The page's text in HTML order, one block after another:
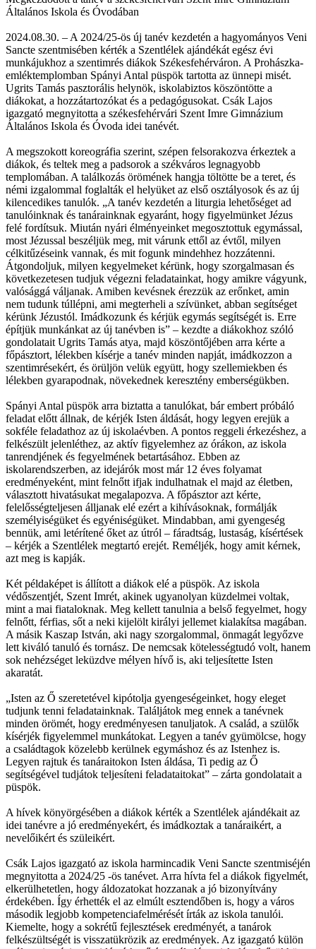
Általános Iskola és Óvodában
2024.08.30. – A 2024/25-ös új tanév kezdetén a hagyományos Veni
Sancte szentmisében kérték a Szentlélek ajándékát egész évi
munkájukhoz a szentimrés diákok Székesfehérváron. A Prohászka-
emléktemplomban Spányi Antal püspök tartotta az ünnepi misét.
Ugrits Tamás pasztorális helynök, iskolabiztos köszöntötte a
diákokat, a hozzátartozókat és a pedagógusokat. Csák Lajos
igazgató megnyitotta a székesfehérvári Szent Imre Gimnázium
Általános Iskola és Óvoda idei tanévét.
A megszokott koreográfia szerint, szépen felsorakozva érkeztek a
diákok, és teltek meg a padsorok a székváros legnagyobb
templomában. A találkozás örömének hangja töltötte be a teret, és
némi izgalommal foglalták el helyüket az első osztályosok és az új
kilencedikes tanulók. „A tanév kezdetén a liturgia lehetőséget ad
tanulóinknak és tanárainknak egyaránt, hogy figyelmünket Jézus
felé fordítsuk. Miután nyári élményeinket megosztottuk egymással,
most Jézussal beszéljük meg, mit várunk ettől az évtől, milyen
célkitűzéseink vannak, és mit fogunk mindehhez hozzátenni.
Átgondoljuk, milyen kegyelmeket kérünk, hogy szorgalmasan és
következetesen tudjuk végezni feladatainkat, hogy amikre vágyunk,
valósággá váljanak. Amiben kevésnek érezzük az erőnket, amin
nem tudunk túllépni, ami megterheli a szívünket, abban segítséget
kérünk Jézustól. Imádkozunk és kérjük egymás segítségét is. Erre
építjük munkánkat az új tanévben is” – kezdte a diákokhoz szóló
gondolatait Ugrits Tamás atya, majd köszöntőjében arra kérte a
főpásztort, lélekben kísérje a tanév minden napját, imádkozzon a
szentimrésekért, és örüljön velük együtt, hogy szellemiekben és
lélekben gyarapodnak, növekednek keresztény emberségükben.
Spányi Antal püspök arra biztatta a tanulókat, bár embert próbáló
feladat előtt állnak, de kérjék Isten áldását, hogy legyen erejük a
sokféle feladathoz az új iskolaévben. A pontos reggeli érkezéshez, a
felkészült jelenléthez, az aktív figyelemhez az órákon, az iskola
tanrendjének és fegyelmének betartásához. Ebben az
iskolarendszerben, az idejárók most már 12 éves folyamat
eredményeként, mint felnőtt ifjak indulhatnak el majd az életben,
választott hivatásukat megalapozva. A főpásztor azt kérte,
felelősségteljesen álljanak elé ezért a kihívásoknak, formálják
személyiségüket és egyéniségüket. Mindabban, ami gyengeség
bennük, ami letérítené őket az útról – fáradtság, lustaság, kísértések
– kérjék a Szentlélek megtartó erejét. Reméljék, hogy amit kérnek,
azt meg is kapják.
Két példaképet is állított a diákok elé a püspök. Az iskola
védőszentjét, Szent Imrét, akinek ugyanolyan küzdelmei voltak,
mint a mai fiataloknak. Meg kellett tanulnia a belső fegyelmet, hogy
felnőtt, férfias, sőt a neki kijelölt királyi jellemet kialakítsa magában.
A másik Kaszap István, aki nagy szorgalommal, önmagát legyőzve
lett kiváló tanuló és tornász. De nemcsak kötelességtudó volt, hanem
sok nehézséget leküzdve mélyen hívő is, aki teljesítette Isten
akaratát.
„Isten az Ő szeretetével kipótolja gyengeségeinket, hogy eleget
tudjunk tenni feladatainknak. Találjátok meg ennek a tanévnek
minden örömét, hogy eredményesen tanuljatok. A család, a szülők
kísérjék figyelemmel munkátokat. Legyen a tanév gyümölcse, hogy
a családtagok közelebb kerülnek egymáshoz és az Istenhez is.
Legyen rajtuk és tanáraitokon Isten áldása, Ti pedig az Ő
segítségével tudjátok teljesíteni feladataitokat” – zárta gondolatait a
püspök.
A hívek könyörgésében a diákok kérték a Szentlélek ajándékait az
idei tanévre a jó eredményekért, és imádkoztak a tanáraikért, a
nevelőikért és szüleikért.
Csák Lajos igazgató az iskola harmincadik Veni Sancte szentmiséjén
megnyitotta a 2024/25 -ös tanévet. Arra hívta fel a diákok figyelmét,
elkerülhetetlen, hogy áldozatokat hozzanak a jó bizonyítvány
érdekében. Így érhették el az elmúlt esztendőben is, hogy a város
második legjobb kompetenciafelmérését írták az iskola tanulói.
Kiemelte, hogy a sokrétű fejlesztések eredményét, a tanárok
felkészültségét is visszatükrözik az eredmények. Az igazgató külön